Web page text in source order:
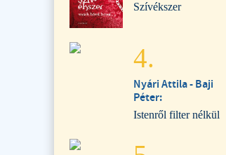
Szívékszer
4.
Nyári Attila - Baji
Péter:
Istenről filter nélkül